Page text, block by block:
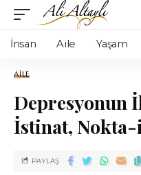
İnsan Aile Yaşam
AILE
Depresyonun
İstinat,
PAYLAŞ